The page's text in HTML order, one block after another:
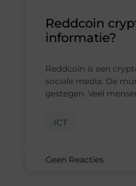
Reddcoin
informatie?
Reddcoin is een
sociale media. De
gestegen. Veel
ICT
Geen Reacties